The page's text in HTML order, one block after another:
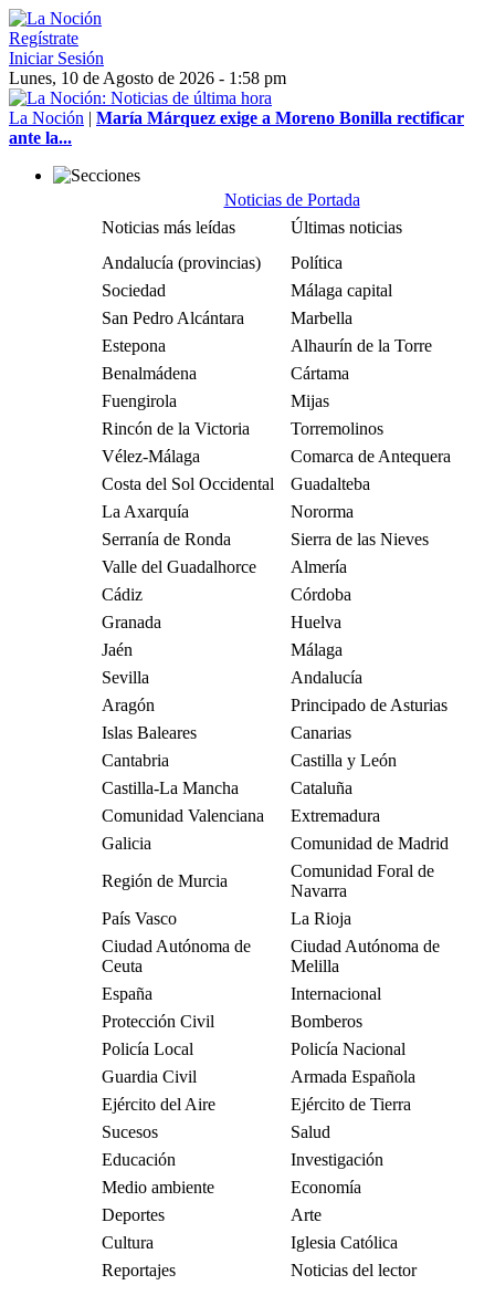
Regístrate
Iniciar Sesión
Lunes, 10 de Agosto de 2026 - 1:58 pm
La Noción | María Márquez exige a Moreno Bonilla rectificar
ante la...
Noticias de Portada
Noticias más leídas
Últimas noticias
Andalucía (provincias)
Política
Sociedad
Málaga capital
San Pedro Alcántara
Marbella
Estepona
Alhaurín de la Torre
Benalmádena
Cártama
Fuengirola
Mijas
Rincón de la Victoria
Torremolinos
Vélez-Málaga
Comarca de Antequera
Costa del Sol Occidental
Guadalteba
La Axarquía
Nororma
Serranía de Ronda
Sierra de las Nieves
Valle del Guadalhorce
Almería
Cádiz
Córdoba
Granada
Huelva
Jaén
Málaga
Sevilla
Andalucía
Aragón
Principado de Asturias
Islas Baleares
Canarias
Cantabria
Castilla y León
Castilla-La Mancha
Cataluña
Comunidad Valenciana
Extremadura
Galicia
Comunidad de Madrid
Región de Murcia
Comunidad Foral de
Navarra
País Vasco
La Rioja
Ciudad Autónoma de
Ceuta
Ciudad Autónoma de
Melilla
España
Internacional
Protección Civil
Bomberos
Policía Local
Policía Nacional
Guardia Civil
Armada Española
Ejército del Aire
Ejército de Tierra
Sucesos
Salud
Educación
Investigación
Medio ambiente
Economía
Deportes
Arte
Cultura
Iglesia Católica
Reportajes
Noticias del lector